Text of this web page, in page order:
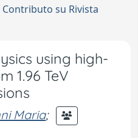
Contributo su Rivista
using high-
1.96 TeV
Maria;